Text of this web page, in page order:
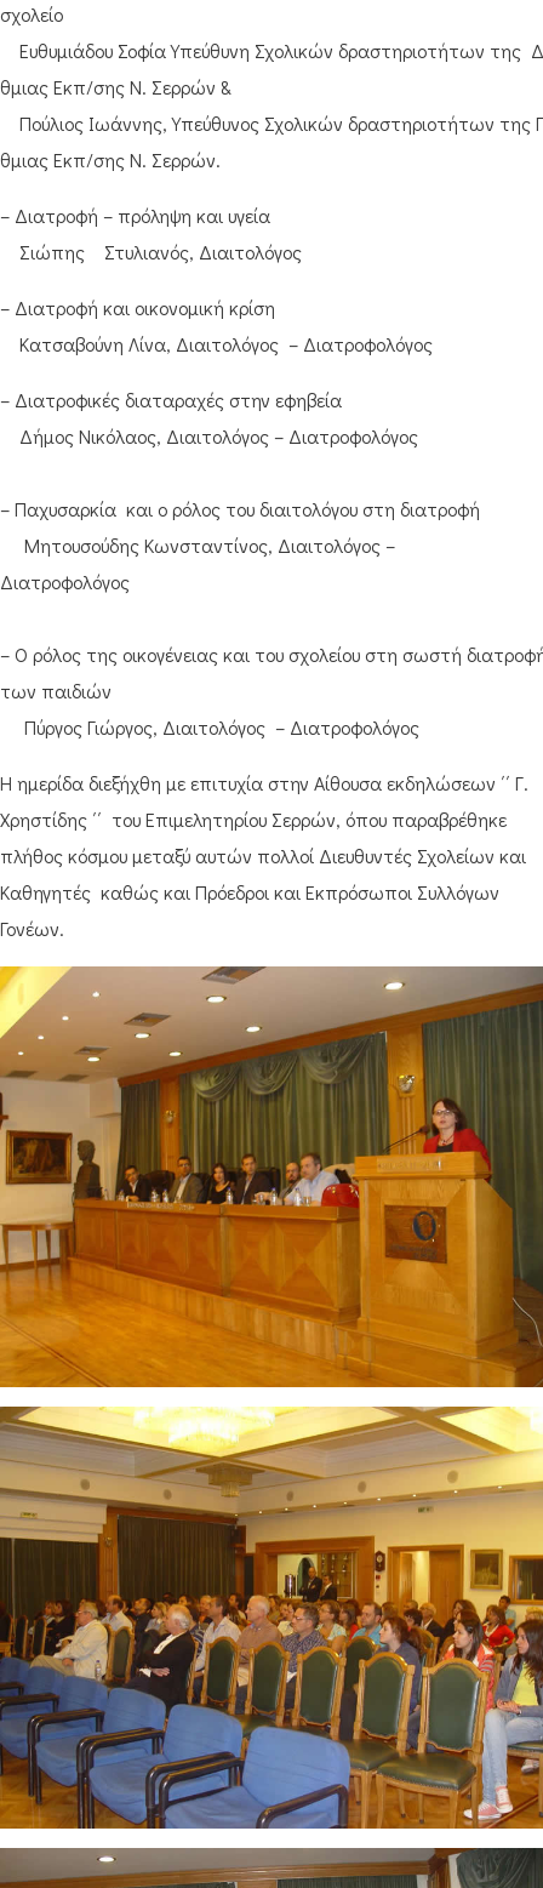
σχολείο
Ευθυμιάδου Σοφία Υπεύθυνη Σχολικών δραστηριοτήτων της
θμιας Εκπ/σης Ν. Σερρών &
Πούλιος Ιωάννης, Υπεύθυνος Σχολικών δραστηριοτήτων της
θμιας Εκπ/σης Ν. Σερρών.
– Διατροφή – πρόληψη και υγεία
Σιώπης Στυλιανός, Διαιτολόγος
– Διατροφή και οικονομική κρίση
Κατσαβούνη Λίνα, Διαιτολόγος – Διατροφολόγος
– Διατροφικές διαταραχές στην εφηβεία
Δήμος Νικόλαος, Διαιτολόγος – Διατροφολόγος
– Παχυσαρκία και ο ρόλος του διαιτολόγου στη διατροφή
Μητουσούδης Κωνσταντίνος, Διαιτολόγος –
Διατροφολόγος
– Ο ρόλος της οικογένειας και του σχολείου στη σωστή
των παιδιών
Πύργος Γιώργος, Διαιτολόγος – Διατροφολόγος
Η ημερίδα διεξήχθη με επιτυχία στην Αίθουσα εκδηλώσεων ΄΄ Γ.
Χρηστίδης ΄΄ του Επιμελητηρίου Σερρών, όπου παραβρέθηκε
πλήθος κόσμου μεταξύ αυτών πολλοί Διευθυντές Σχολείων και
Καθηγητές καθώς και Πρόεδροι και Εκπρόσωποι Συλλόγων
Γονέων.